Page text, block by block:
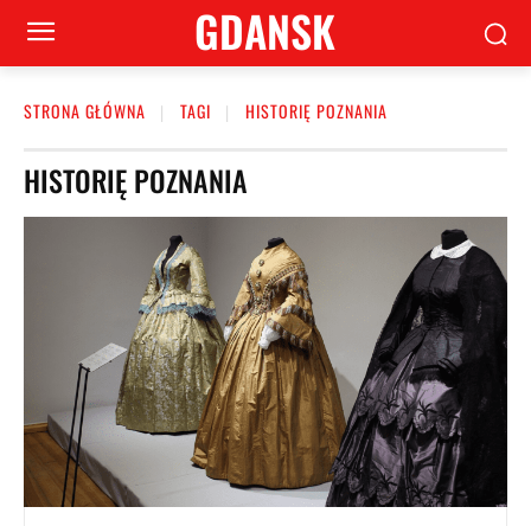
GDANSK
STRONA GŁÓWNA TAGI HISTORIĘ POZNANIA
HISTORIĘ POZNANIA